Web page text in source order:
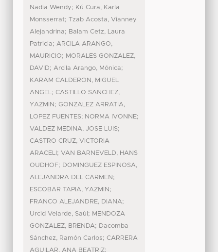
Nadia Wendy; Kú Cura, Karla
Monsserrat; Tzab Acosta, Vianney
Alejandrina; Balam Cetz, Laura
Patricia; ARCILA ARANGO,
MAURICIO; MORALES GONZALEZ,
DAVID; Arcila Arango, Mónica;
KARAM CALDERON, MIGUEL
ANGEL; CASTILLO SANCHEZ,
YAZMIN ; GONZALEZ ARRATIA,
LOPEZ FUENTES; NORMA IVONNE;
VALDEZ MEDINA, JOSE LUIS;
CASTRO CRUZ, VICTORIA
ARACELI ; VAN BARNEVELD, HANS
OUDHOF; DOMINGUEZ ESPINOSA,
ALEJANDRA DEL CARMEN ;
ESCOBAR TAPIA, YAZMIN ;
FRANCO ALEJANDRE, DIANA;
Urcid Velarde, Saúl ; MENDOZA
GONZALEZ, BRENDA; Dacomba
Sánchez, Ramón Carlos; CARRERA
AGUILAR, ANA BEATRIZ;